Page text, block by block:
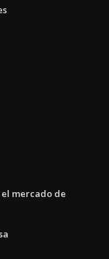
el mercado de